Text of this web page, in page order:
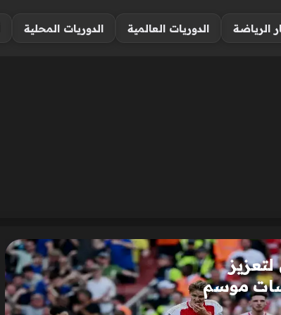
الرياضة الدوريات العالمية الدوريات المحلية
موسم